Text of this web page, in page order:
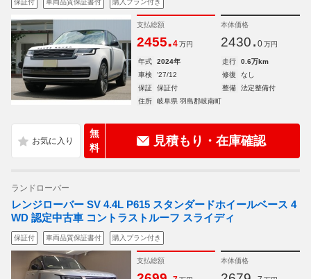
保証付 車両品質保証書付 購入プラン付き
支払総額
2455.4 万円
本体価格
2430. 0 万円
年式 2024年 走行
0.6万km
車検
'27/12 修復
なし
保証
保証付 整備
法定整備付
住所
岐阜県 羽島郡岐南町
無
料
見積もり・在庫確認
ランドローバー
レンジローバー SV 4.4L P615 スタンダードホイールベース 4
WD 認定中古車 コントラストルーフ スライディ
保証付 車両品質保証書付 購入プラン付き
支払総額 本体価格